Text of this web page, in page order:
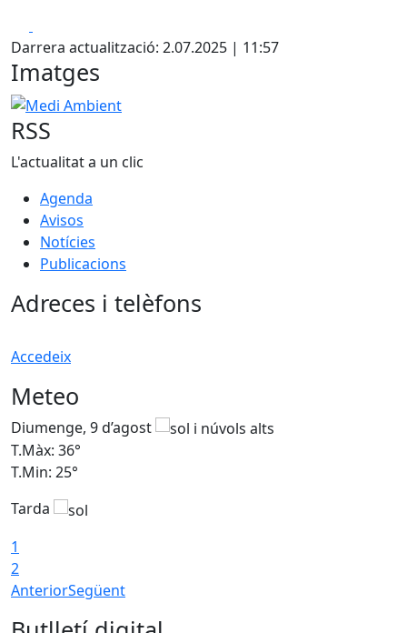
Darrera actualització: 2.07.2025 | 11:57
Imatges
Medi Ambient
RSS
L'actualitat a un clic
Agenda
Avisos
Notícies
Publicacions
Adreces i telèfons
Accedeix
Meteo
Diumenge, 9 d’agost
T.Màx: 36°
T.Min: 25°
Tarda
1
2
AnteriorSegüent